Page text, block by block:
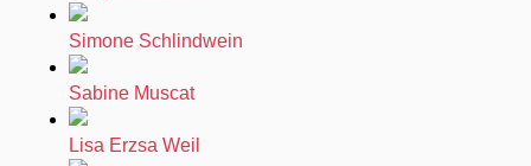
Simone Schlindwein
Sabine Muscat
Lisa Erzsa Weil